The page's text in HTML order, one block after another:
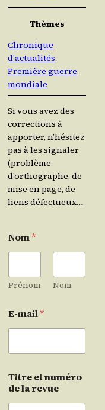
Thèmes
Chronique
d'actualités
Première guerre
mondiale
Si vous avez des
corrections à
apporter, n’hésitez
pas à les signaler
(problème
d’orthographe, de
mise en page, de
liens défectueux…
Nom*
Prénom Nom
E-mail*
Titre et numéro
de la revue